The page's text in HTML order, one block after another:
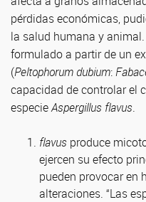
pérdidas económicas,
la salud humana y
formulado a partir de un
(Peltophorum dubium:
capacidad de controlar el
especieAspergillus flavus.
flavus produce
ejercen su efecto
pueden provocar en
alteraciones. “Las